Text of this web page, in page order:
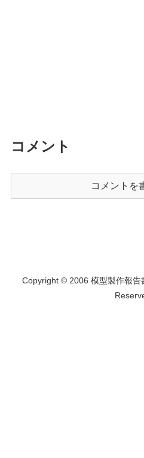
コメント
コメントを
Copyright © 2006 模型製作報告